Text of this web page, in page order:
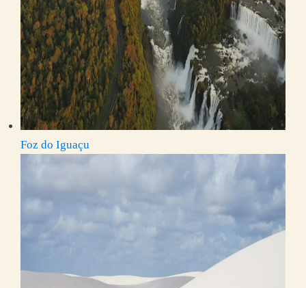
Foz do Iguaçu